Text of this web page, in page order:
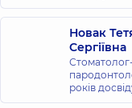
Новак
Сергіївна
Стоматолог-
років